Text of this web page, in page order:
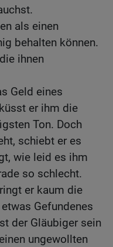
als einen
behalten können.
ihnen
Geld eines
er ihm die
Ton. Doch
schiebt er es
wie leid es ihm
so schlecht.
er kaum die
Gefundenes
der Gläubiger sein
ungewollten